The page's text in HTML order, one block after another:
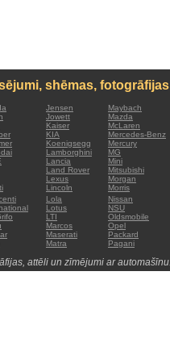
shēmas,
Jensen
Maybach
Jowett
Mazda
Kaiser
McLaren
KIA
Mercedes-Benz
Koenigsegg
Mercury
Lamborghini
MG
Lancia
Mini
Land Rover
Mitsubishi
Lexus
Morgan
Lincoln
Morris
Lola
Nissan
Lotus
NSU
LTI
Oldsmobile
Marcos
Opel
Maserati
Packard
Matra Pagani
attēli un zīmējumi ar